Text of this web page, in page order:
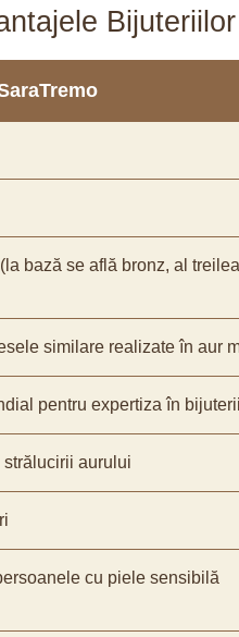
bază se află bronz, al
similare realizate în aur
pentru expertiza în
aurului
cu piele sensibilă